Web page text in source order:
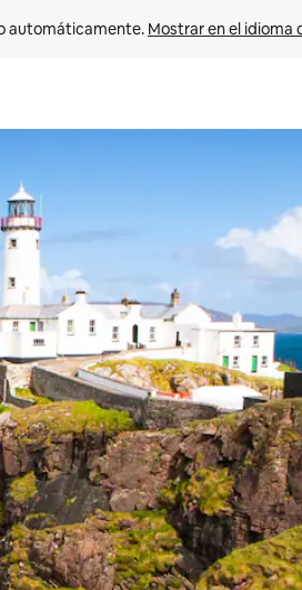
automáticamente. Mostrar en el idioma
y hacia abajo o explora con el tacto